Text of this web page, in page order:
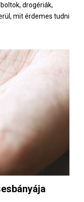
drogériák,
mit érdemes tudni